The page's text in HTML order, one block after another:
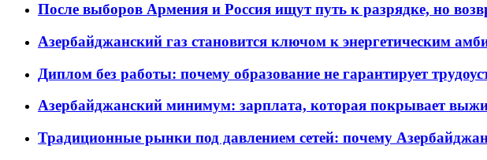
После выборов Армения и Россия ищут путь к разрядке, но
Азербайджанский газ становится ключом к энергетическим
Диплом без работы: почему образование не гарантирует
Азербайджанский минимум: зарплата, которая покрывает
Традиционные рынки под давлением сетей: почему